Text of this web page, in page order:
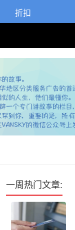
折扣
一周热门文章: